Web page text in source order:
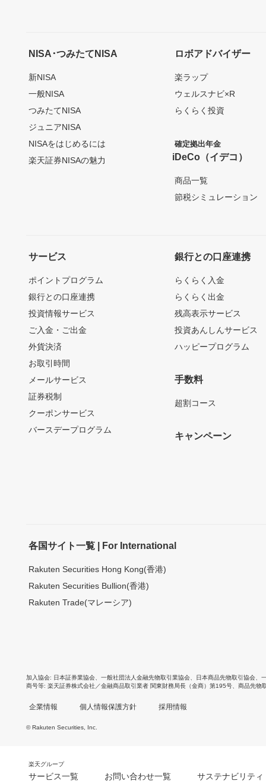
NISA･つみたてNISA
新NISA
一般NISA
つみたてNISA
ジュニアNISA
NISAをはじめるには
楽天証券NISAの魅力
ロボアドバイザー
楽ラップ
ウェルスナビ×R
らくらく投資
確定拠出年金
iDeCo（イデコ）
商品一覧
節税シミュレーション
サービス
ポイントプログラム
銀行との口座連携
投資情報サービス
ご入金・ご出金
外貨決済
お取引時間
メールサービス
証券税制
クーポンサービス
バースデープログラム
銀行との口座連携
らくらく入金
らくらく出金
残高表示サービス
投資あんしんサービス
ハッピープログラム
手数料
超割コース
キャンペーン
各国サイト一覧 | For International
Rakuten Securities Hong Kong(香港)
Rakuten Securities Bullion(香港)
Rakuten Trade(マレーシア)
加入協会 日本証券業協会 一般社団法人金融先物取引業協会 日本商品先物取引協会
商号等 楽天証券株式会社／金融商品取引業者 関東財務局長（金商）第195号、商品先物
企業情報 個人情報保護方針 採用情報
© Rakuten Securities, Inc.
楽天グループ
サービス一覧 お問い合わせ一覧 サステナビリティ